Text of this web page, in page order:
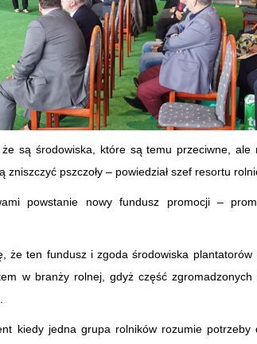
są środowiska, które są temu przeciwne,
zniszczyć pszczoły – powiedział szef resortu
powstanie nowy fundusz promocji –
że ten fundusz i zgoda środowiska
w branży rolnej, gdyż część
kiedy jedna grupa rolników rozumie